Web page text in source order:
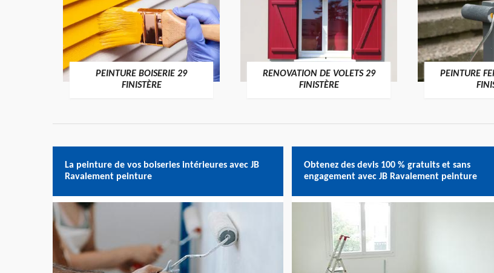
PEINTURE BOISERIE 29
RENOVATION DE VOLETS 29
PEINTURE FERRONNERIE 29
La peinture de vos boiseries intérieures avec JB
Ravalement peinture
Obtenez des devis 100 % gratuits et sans
engagement avec JB Ravalement peinture